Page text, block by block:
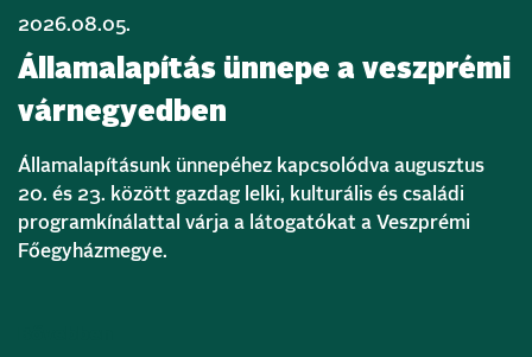
2026.08.05.
Államalapítás ünnepe a veszprémi
várnegyedben
Államalapításunk ünnepéhez kapcsolódva augusztus
20. és 23. között gazdag lelki, kulturális és családi
programkínálattal várja a látogatókat a Veszprémi
Főegyházmegye.